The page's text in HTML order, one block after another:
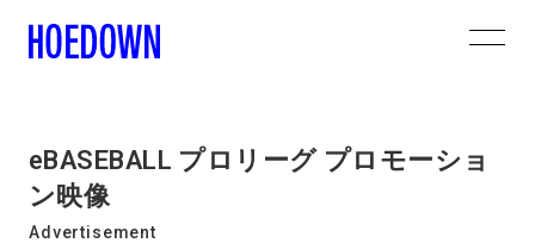
eBASEBALL プロリーグ プロモーショ
ン映像
Advertisement